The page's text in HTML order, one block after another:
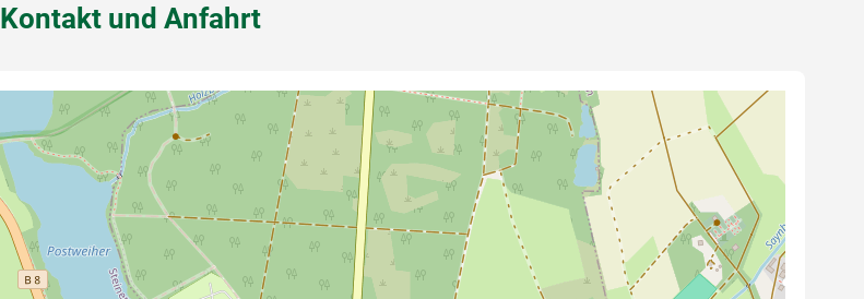
Kontakt und Anfahrt